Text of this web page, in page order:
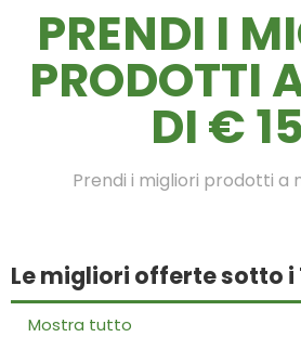
PRENDI I
PRODOTTI
DI €
Prendi i migliori prodotti a
Le migliori offerte sotto i
Mostra tutto